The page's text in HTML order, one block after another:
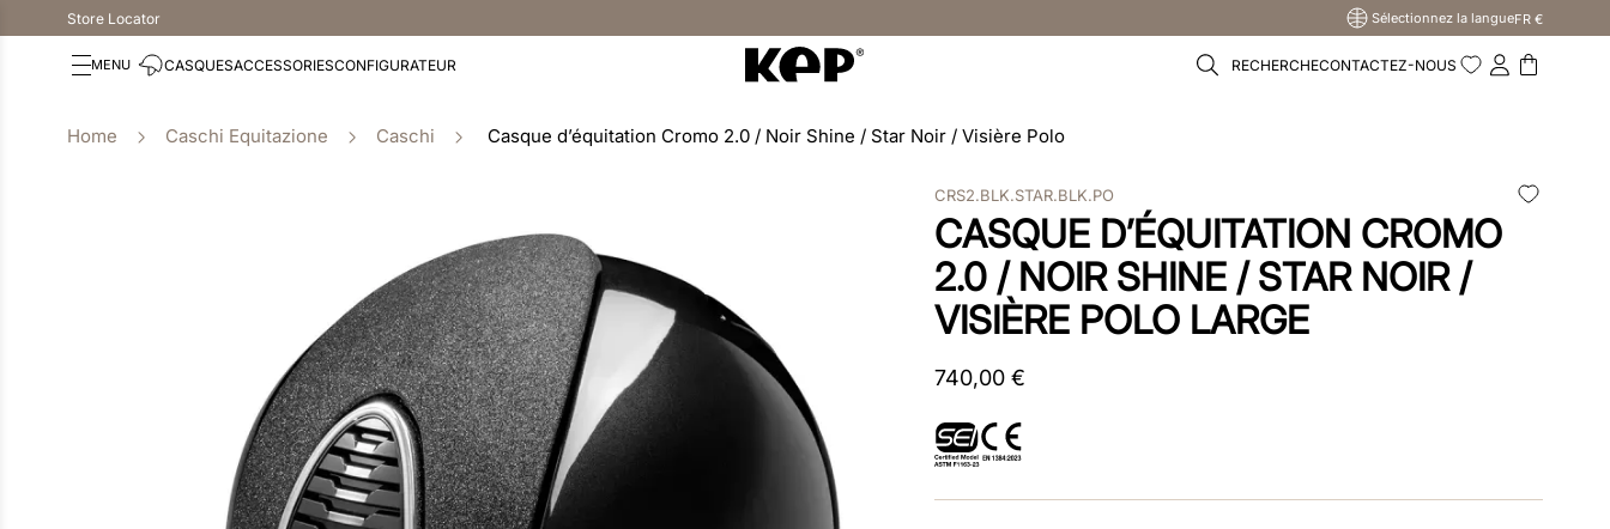
Store Locator Sélectionnez la langueFR €
CASQUESACCESSORIESCONFIGURATEUR RECHERCHECONTACTEZ-NOUS
Caschi Equitazione Caschi Casque d’équitation Cromo 2.0 / Noir Shine / Star Noir / Visière Polo
CRS2.BLK.STAR.BLK.PO
CASQUE D’ÉQUITATION CROMO
2.0 / NOIR SHINE / STAR NOIR /
VISIÈRE POLO LARGE
740,00 €